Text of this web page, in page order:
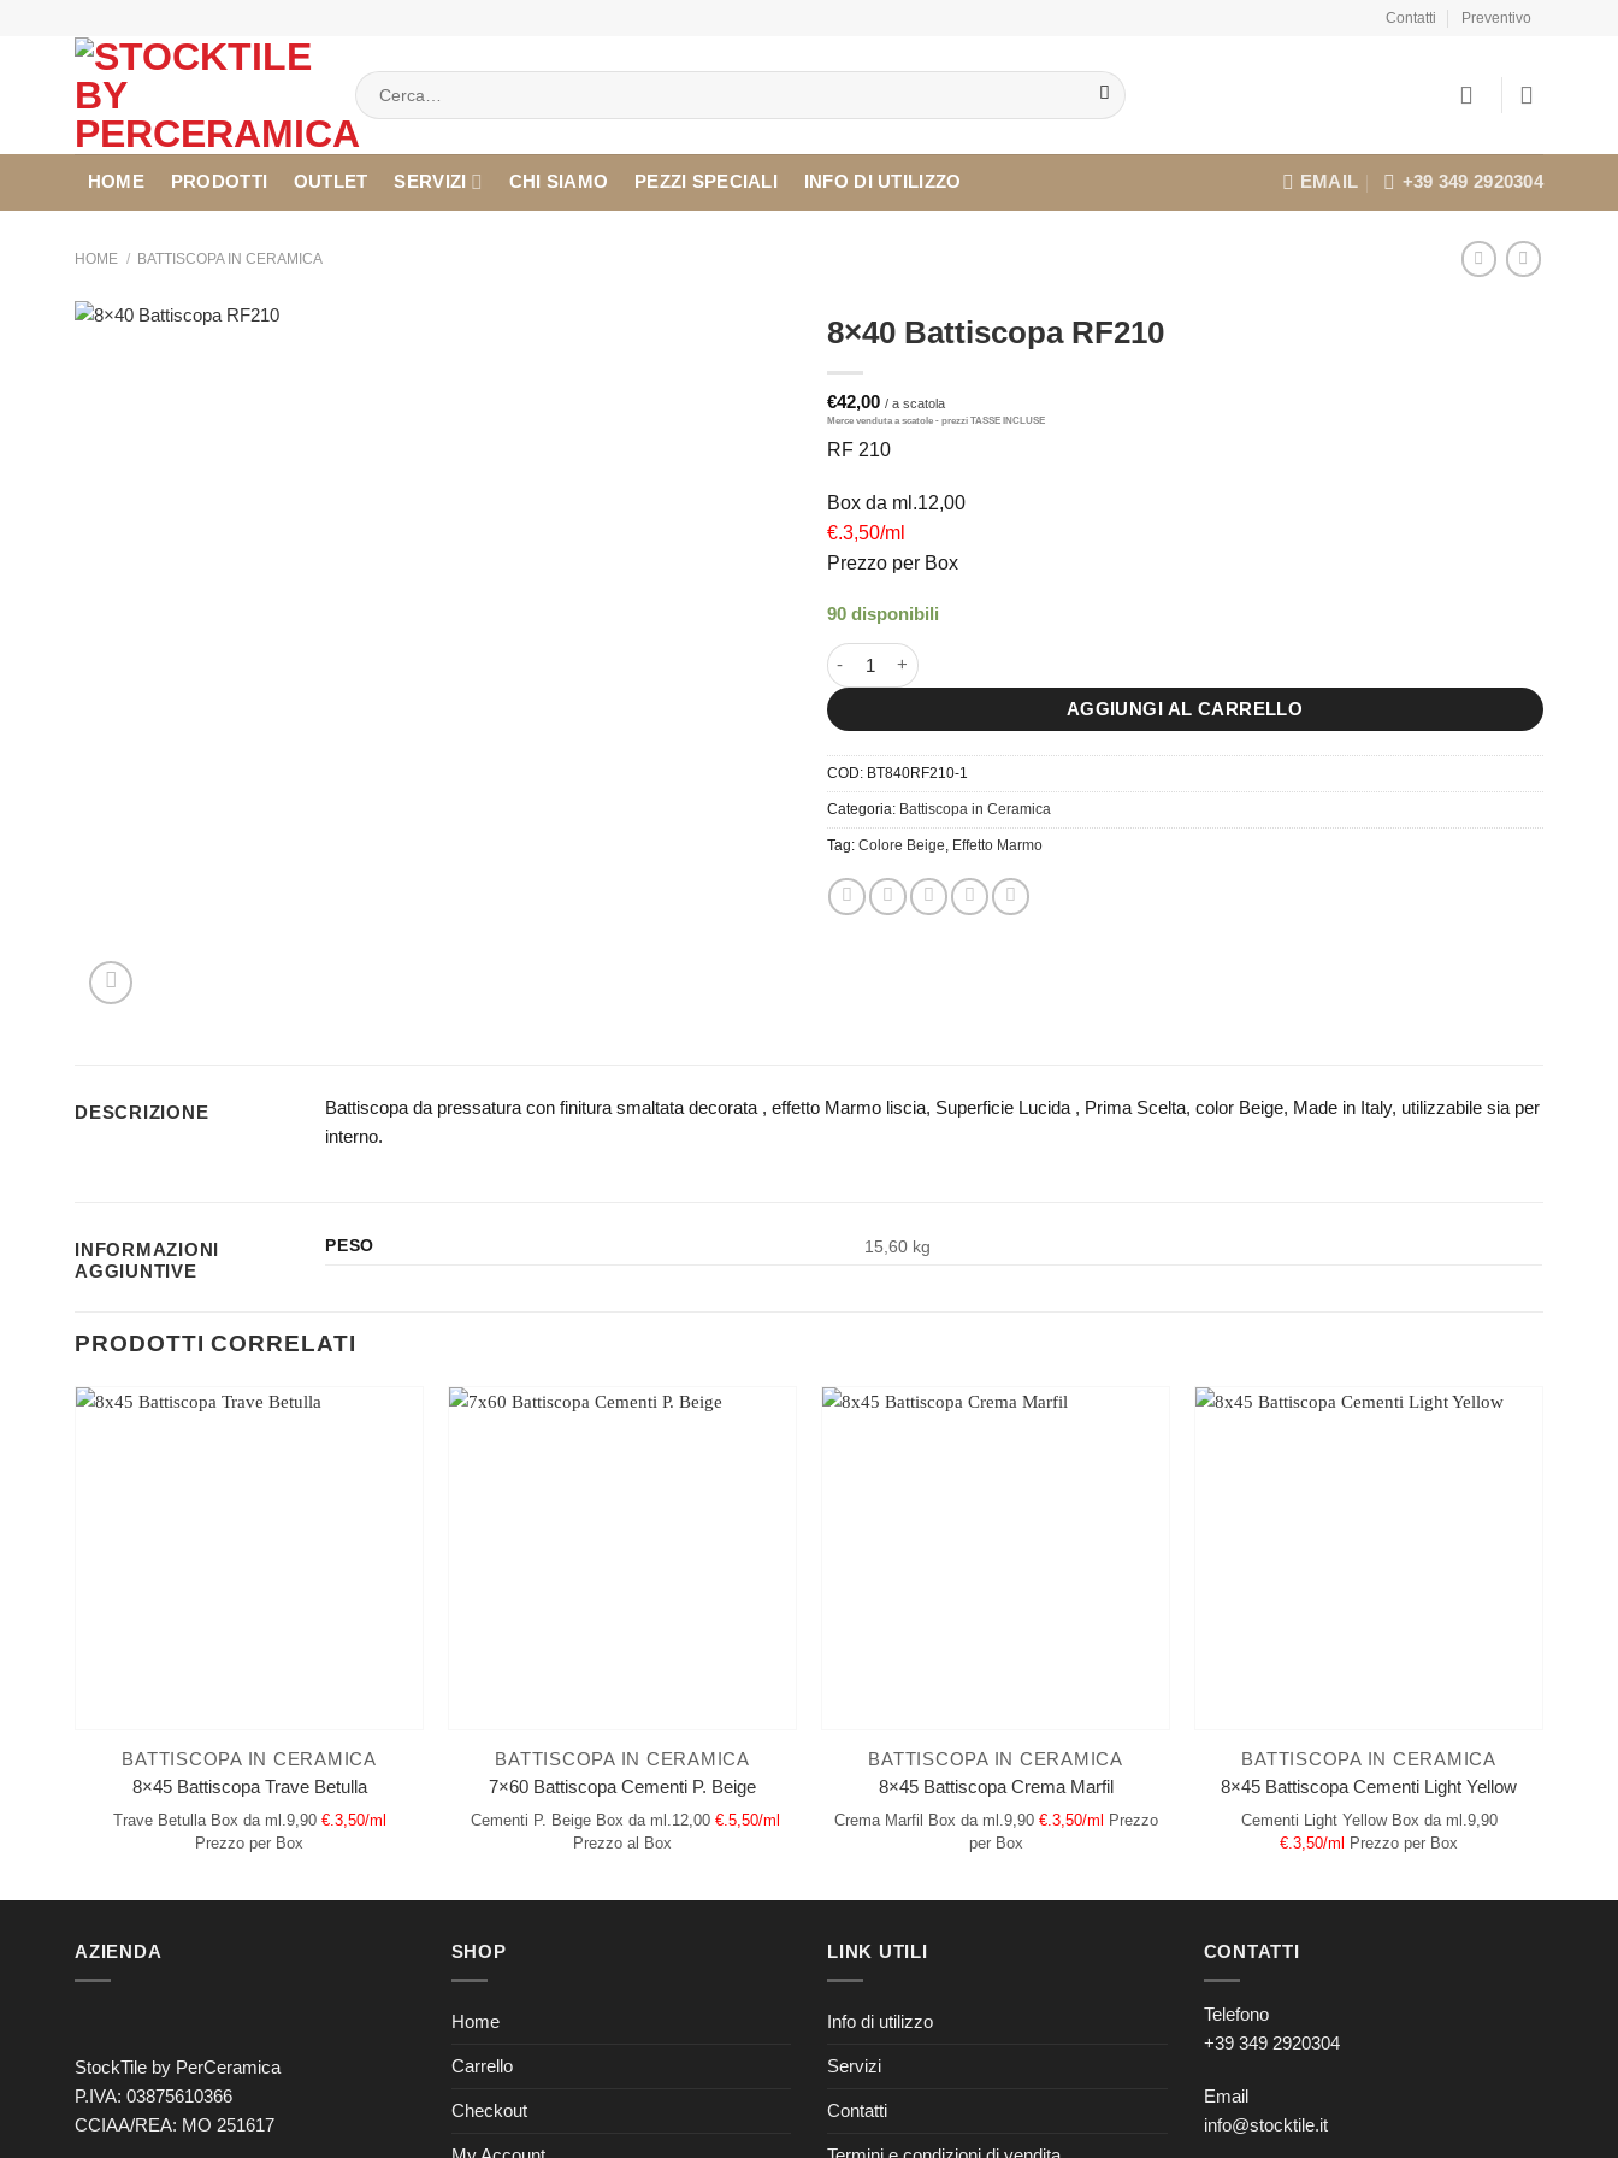
Contatti Preventivo
Cerca:
HOME PRODOTTI OUTLET SERVIZI CHI SIAMO PEZZI SPECIALI INFO DI UTILIZZO EMAIL +39 349 2920304
HOME / BATTISCOPA IN CERAMICA
8×40 Battiscopa RF210
€42,00
RF 210
Box da ml.12,00
€.3,50/ml
Prezzo per Box
90 disponibili
8×40 Battiscopa RF210 quantità
AGGIUNGI AL CARRELLO
COD: BT840RF210-1
Categoria: Battiscopa in Ceramica
Tag: Colore Beige, Effetto Marmo
DESCRIZIONE
Battiscopa da pressatura con finitura smaltata decorata , effetto Marmo liscia, Superficie Lucida , Prima Scelta, color Beige, Made in Italy, utilizzabile sia per
interno.
INFORMAZIONI
AGGIUNTIVE
PESO 15,60 kg
PRODOTTI CORRELATI
BATTISCOPA IN CERAMICA
8×45 Battiscopa Trave Betulla
Trave Betulla Box da ml.9,90 €.3,50/ml
Prezzo per Box
BATTISCOPA IN CERAMICA
7×60 Battiscopa Cementi P. Beige
Cementi P. Beige Box da ml.12,00 €.5,50/ml
Prezzo al Box
BATTISCOPA IN CERAMICA
8×45 Battiscopa Crema Marfil
Crema Marfil Box da ml.9,90 €.3,50/ml Prezzo
per Box
BATTISCOPA IN CERAMICA
8×45 Battiscopa Cementi Light Yellow
Cementi Light Yellow Box da ml.9,90
€.3,50/ml Prezzo per Box
AZIENDA
StockTile by PerCeramica
P.IVA: 03875610366
CCIAA/REA: MO 251617
SHOP
Home
Carrello
Checkout
LINK UTILI
Info di utilizzo
Servizi
Contatti
CONTATTI
Telefono
+39 349 2920304
Email
info@stocktile.it